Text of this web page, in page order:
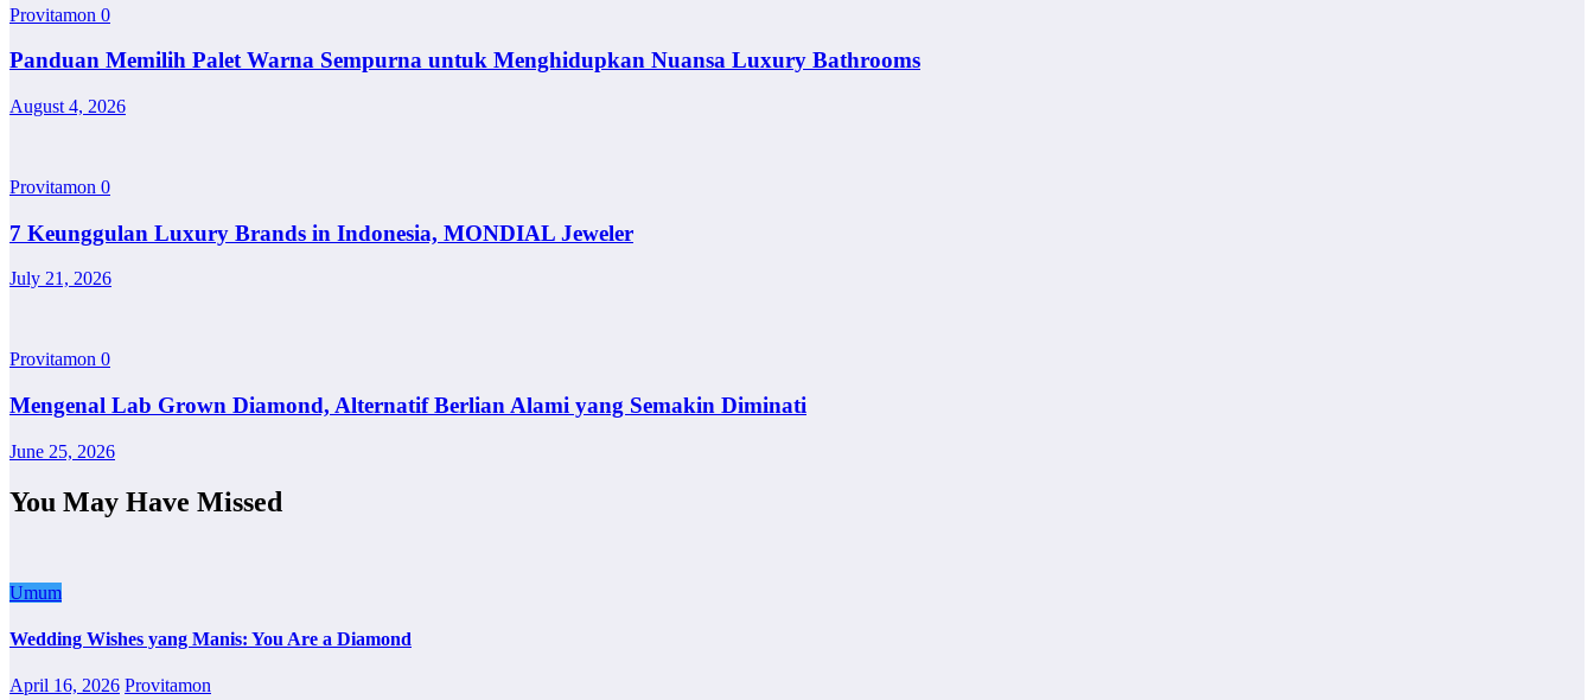
Provitamon 0
Panduan Memilih Palet Warna Sempurna untuk Menghidupkan Nuansa Luxury Bathrooms
August 4, 2026
Provitamon 0
7 Keunggulan Luxury Brands in Indonesia, MONDIAL Jeweler
July 21, 2026
Provitamon 0
Mengenal Lab Grown Diamond, Alternatif Berlian Alami yang Semakin Diminati
June 25, 2026
You May Have Missed
Umum
Wedding Wishes yang Manis: You Are a Diamond
April 16, 2026 Provitamon